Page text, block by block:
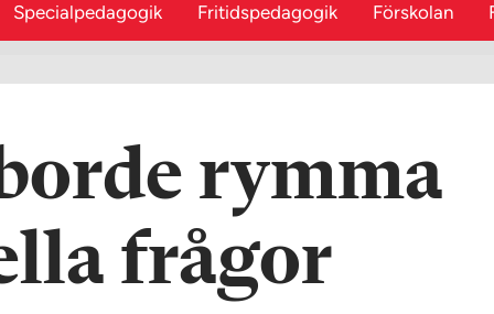
Specialpedagogik Fritidspedagogik Förskolan
rymma
frågor